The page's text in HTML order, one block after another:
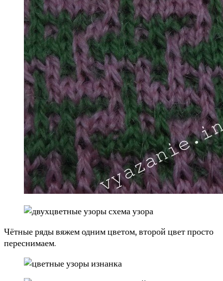
Чётные ряды вяжем одним цветом, второй цвет просто
переснимаем.